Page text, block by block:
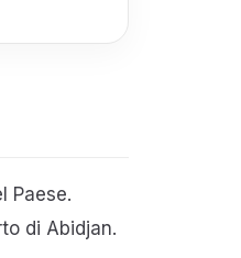
Paese.
di Abidjan.